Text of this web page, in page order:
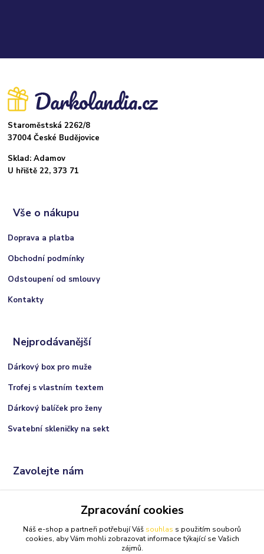
Staroměstská 2262/8
37004 České Budějovice
Sklad: Adamov
U hřiště 22, 373 71
Vše o nákupu
Doprava a platba
Obchodní podmínky
Odstoupení od smlouvy
Kontakty
Nejprodávanější
Dárkový box pro muže
Trofej s vlastním textem
Dárkový balíček pro ženy
Svatební skleničky na sekt
Zavolejte nám
(Po-Ne, 9:00 - 21:00 hod.)
info@darkolandia.cz
Zpracování cookies
Náš e-shop a partneři potřebují Váš souhlas s použitím souborů
cookies, aby Vám mohli zobrazovat informace týkající se Vašich
zájmů.